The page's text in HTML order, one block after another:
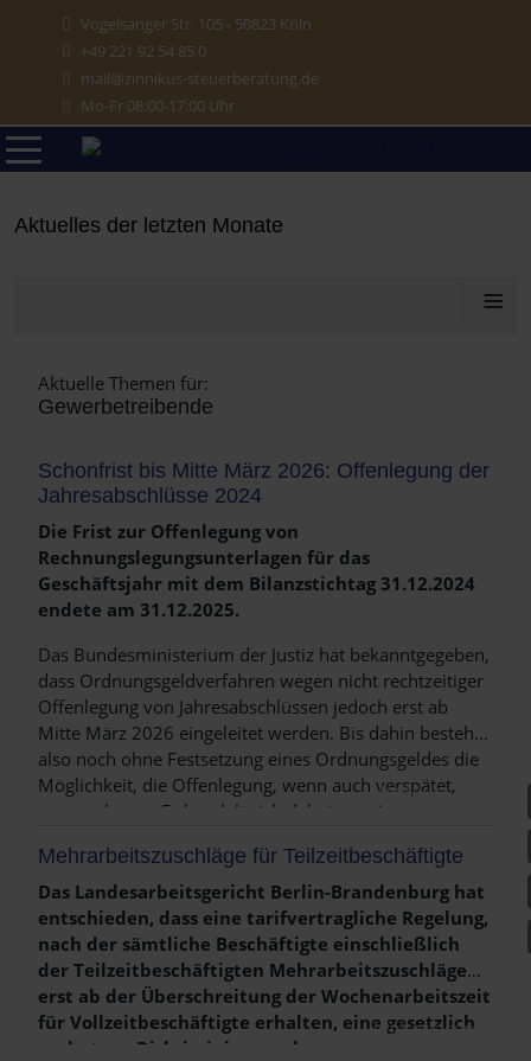
Vogelsanger Str. 105 - 50823 Köln
+49 221 92 54 85 0
mail@zinnikus-steuerberatung.de
Mo-Fr 08:00-17:00 Uhr
Aktuelles aus dem Steuerrecht
Aktuelles der letzten Monate
≡
Aktuelle Themen für:
Gewerbetreibende
Schonfrist bis Mitte März 2026: Offenlegung der
Jahresabschlüsse 2024
Die Frist zur Offenlegung von
Rechnungslegungsunterlagen für das
Geschäftsjahr mit dem Bilanzstichtag 31.12.2024
endete am 31.12.2025.
Das Bundesministerium der Justiz hat bekanntgegeben,
dass Ordnungsgeldverfahren wegen nicht rechtzeitiger
Offenlegung von Jahresabschlüssen jedoch erst ab
Mitte März 2026 eingeleitet werden. Bis dahin besteht
also noch ohne Festsetzung eines Ordnungsgeldes die
Möglichkeit, die Offenlegung, wenn auch verspätet,
vorzunehmen. Es handelt sich dabei um eine
Steuererklärung endet am 30.4.2026.
Weiterlesen …
Mehrarbeitszuschläge für Teilzeitbeschäftigte
Das Landesarbeitsgericht Berlin-Brandenburg hat
entschieden, dass eine tarifvertragliche Regelung,
nach der sämtliche Beschäftigte einschließlich
der Teilzeitbeschäftigten Mehrarbeitszuschläge
erst ab der Überschreitung der Wochenarbeitszeit
für Vollzeitbeschäftigte erhalten, eine gesetzlich
verbotene Diskriminierung der
Weiterlesen …